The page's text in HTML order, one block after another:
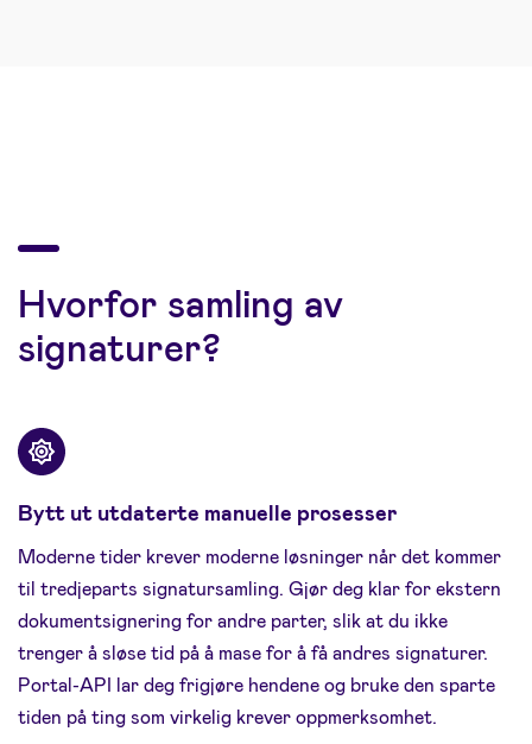
Hvorfor samling av
signaturer?
Bytt ut utdaterte manuelle prosesser
Moderne tider krever moderne løsninger når det kommer
til tredjeparts signatursamling. Gjør deg klar for ekstern
dokumentsignering for andre parter, slik at du ikke
trenger å sløse tid på å mase for å få andres signaturer.
Portal-API lar deg frigjøre hendene og bruke den sparte
tiden på ting som virkelig krever oppmerksomhet.